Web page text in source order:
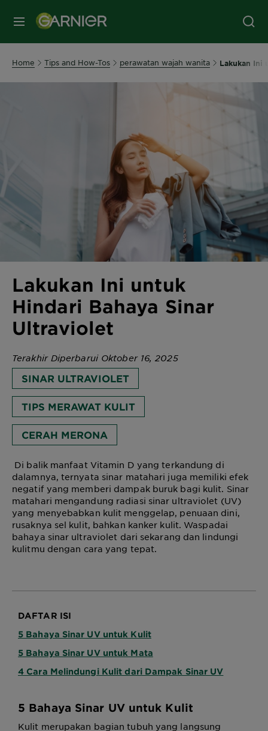
MENU
Home Tips and How-Tos perawatan wajah wanita Lakukan Ini
Lakukan Ini untuk
Hindari Bahaya Sinar
Ultraviolet
Terakhir Diperbarui Oktober 16, 2025
SINAR ULTRAVIOLET
TIPS MERAWAT KULIT
CERAH MERONA
Di balik manfaat Vitamin D yang terkandung di
dalamnya, ternyata sinar matahari juga memiliki efek
negatif yang memberi dampak buruk bagi kulit. Sinar
matahari mengandung radiasi sinar ultraviolet (UV)
yang menyebabkan kulit menggelap, penuaan dini,
rusaknya sel kulit, bahkan kanker kulit. Waspadai
bahaya sinar ultraviolet dari sekarang dan lindungi
kulitmu dengan cara yang tepat.
DAFTAR ISI
5 Bahaya Sinar UV untuk Kulit
5 Bahaya Sinar UV untuk Mata
4 Cara Melindungi Kulit dari Dampak Sinar UV
5 Bahaya Sinar UVuntuk Kulit
Kulit merupakan bagian tubuh yang langsung